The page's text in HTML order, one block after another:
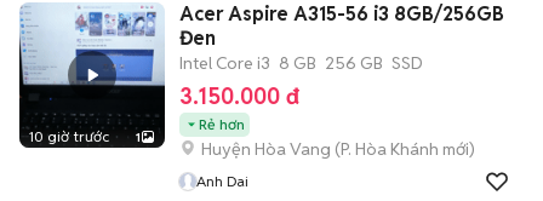
10 giờ trước 1
Acer Aspire A315-56 i3 8GB/256GB
Đen
Intel Core i3 8 GB 256 GB SSD
3.150.000 đ
Rẻ hơn
Huyện Hòa Vang (P. Hòa Khánh mới)
Anh Dai